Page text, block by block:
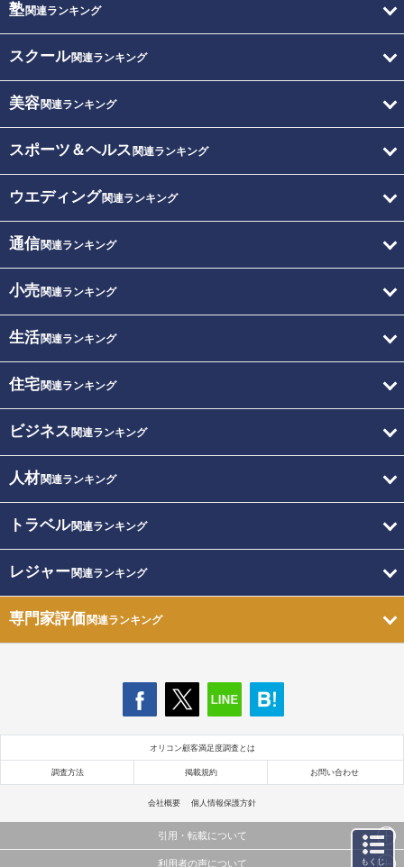
塾関連ランキング
スクール関連ランキング
美容関連ランキング
スポーツ＆ヘルス 関連ランキング
ウエディング関連ランキング
通信関連ランキング
小売関連ランキング
生活関連ランキング
住宅関連ランキング
ビジネス 関連ランキング
人材関連ランキング
トラベル関連ランキング
レジャー関連ランキング
専門家評価関連ランキング
オリコン顧客満足度調査とは
調査方法 掲載規約 お問い合わせ
会社概要 個人情報保護方針
引用・転載について
利用者の声について もくじ